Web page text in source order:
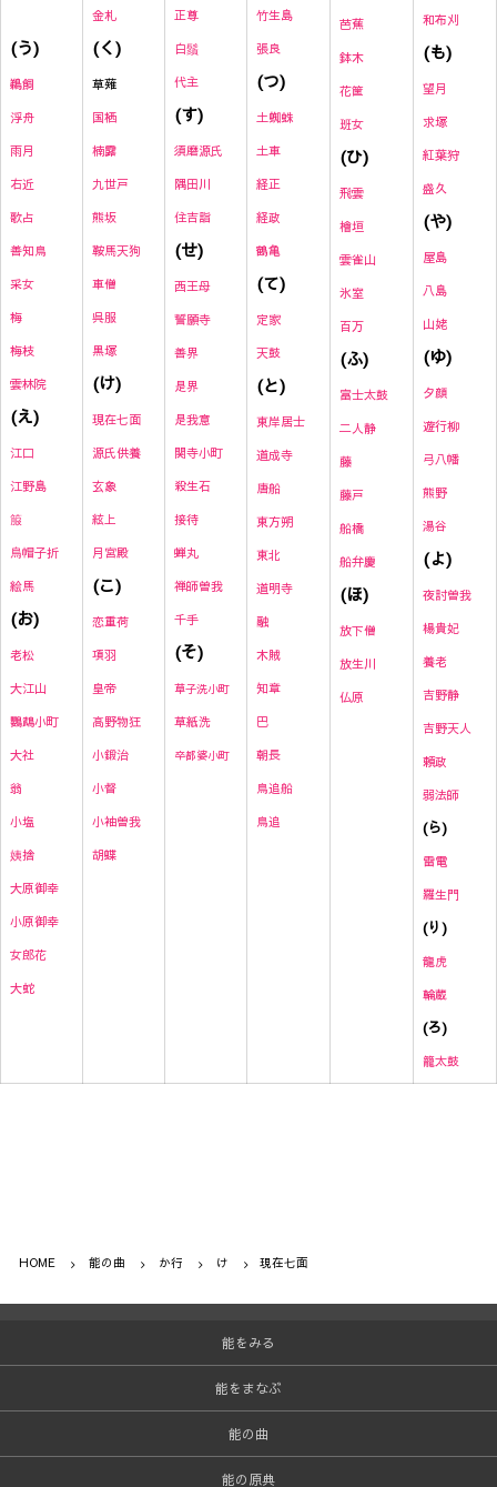
(う)
鵜飼
浮舟
雨月
右近
歌占
善知鳥
采女
梅
梅枝
雲林院
(え)
江口
江野島
箙
烏帽子折
絵馬
(お)
老松
大江山
鸚鵡小町
大社
翁
小塩
姨捨
大原御幸
小原御幸
女郎花
大蛇
金札
(く)
草薙
国栖
楠露
九世戸
熊坂
鞍馬天狗
車僧
呉服
黒塚
(け)
現在七面
源氏供養
玄象
絃上
月宮殿
(こ)
恋重荷
項羽
皇帝
高野物狂
小鍛治
小督
小袖曽我
胡蝶
正尊
白鬚
代主
(す)
須磨源氏
隅田川
住吉詣
(せ)
西王母
誓願寺
善界
是界
是我意
関寺小町
殺生石
接待
蝉丸
禅師曽我
千手
(そ)
草子洗小町
草紙洗
卒都婆小町
竹生島
張良
(つ)
土蜘蛛
土車
経正
経政
鶴亀
(て)
定家
天鼓
(と)
東岸居士
道成寺
唐船
東方朔
東北
道明寺
融
木賊
知章
巴
朝長
鳥追船
鳥追
芭蕉
鉢木
花筐
班女
(ひ)
飛雲
檜垣
雲雀山
氷室
百万
(ふ)
富士太鼓
二人静
藤
藤戸
船橋
船弁慶
(ほ)
放下僧
放生川
仏原
和布刈
(も)
望月
求塚
紅葉狩
盛久
(や)
屋島
八島
山姥
(ゆ)
夕顔
遊行柳
弓八幡
熊野
湯谷
(よ)
夜討曽我
楊貴妃
養老
吉野静
吉野天人
頼政
弱法師
(ら)
雷電
羅生門
(り)
龍虎
輪蔵
(ろ)
籠太鼓
HOME 能の曲 か行 け 現在七面
能をみる
能をまなぶ
能の曲
能の原典